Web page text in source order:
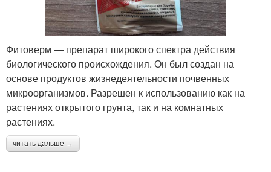
Фитоверм — препарат широкого спектра действия
биологического происхождения. Он был создан на
основе продуктов жизнедеятельности почвенных
микроорганизмов. Разрешен к использованию как на
растениях открытого грунта, так и на комнатных
растениях.
читать дальше →